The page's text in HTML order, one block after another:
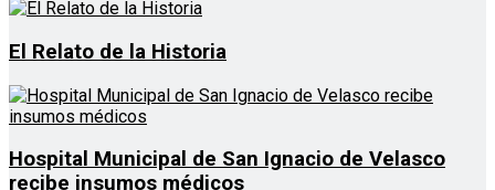
El Relato de la Historia
Hospital Municipal de San Ignacio de Velasco
recibe insumos médicos